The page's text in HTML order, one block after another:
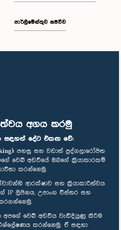
අගය කරමු
සඳහන් දේට එකඟ වේ:
පහසු සහ වඩාත් පුද්ගලාරෝපිත
වෙබ් අඩවියේ ඔබගේ ක්‍රියාකාරකම්
කරන්නෙමු.
ආරක්ෂාව සහ ක්‍රියාකාරීත්වය
IP ලිපිනය, උපාංග විස්තර සහ
අපගේ වෙබ් අඩවිය වැඩිදියුණු කිරීම
කරන්නෙමු. ඒ සඳහා
පාර්ලිමේන්තුව සජීවීව